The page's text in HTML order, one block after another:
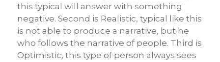
this typical will answer with something
negative. Second is Realistic, typical like this
is not able to produce a narrative, but he
who follows the narrative of people. Third is
Optimistic, this type of person always sees